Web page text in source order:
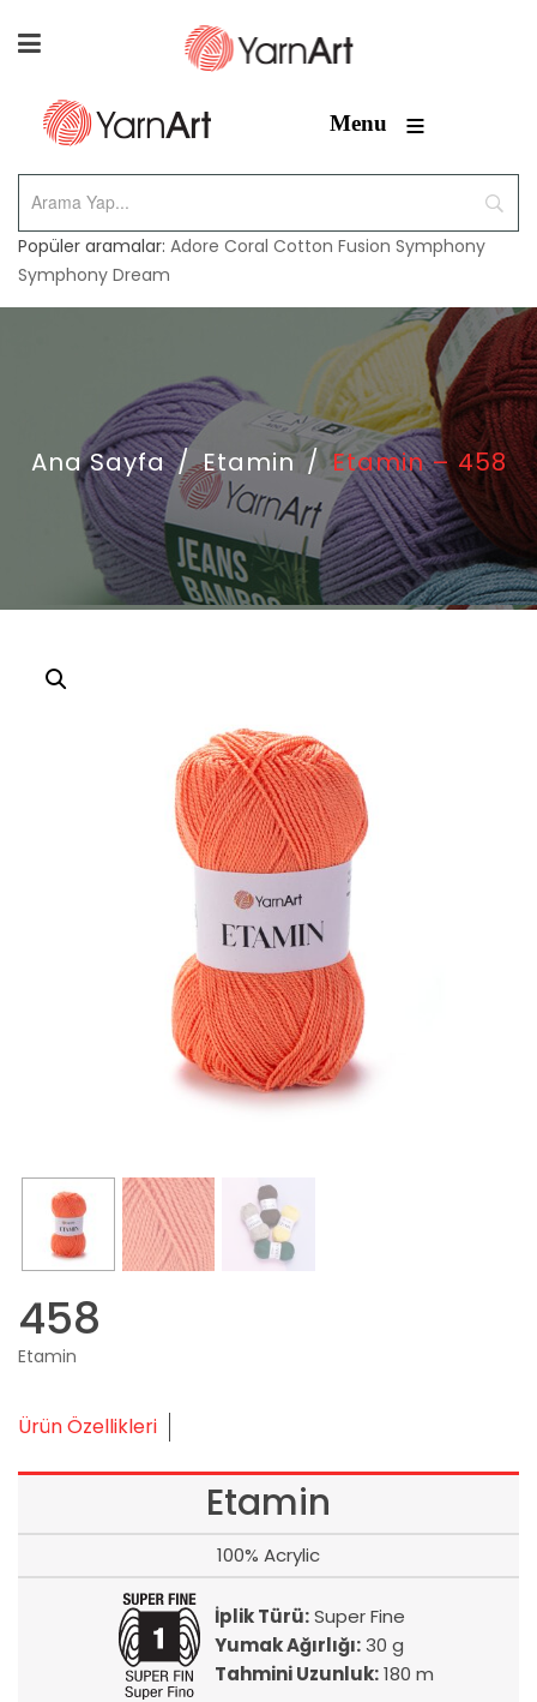
Menu ≡
Popüler aramalar: Adore Coral Cotton Fusion Symphony
Symphony Dream
Ana Sayfa / Etamin / Etamin – 458
458
Etamin
Ürün Özellikleri
Etamin
100% Acrylic
İplik Türü:Super Fine
Yumak Ağırlığı:30 g
Tahmini Uzunluk:180 m